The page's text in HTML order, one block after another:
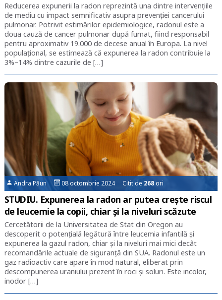
Reducerea expunerii la radon reprezintă una dintre intervențiile
de mediu cu impact semnificativ asupra prevenției cancerului
pulmonar. Potrivit estimărilor epidemiologice, radonul este a
doua cauză de cancer pulmonar după fumat, fiind responsabil
pentru aproximativ 19.000 de decese anual în Europa. La nivel
populațional, se estimează că expunerea la radon contribuie la
3%–14% dintre cazurile de […]
Andra Păun 08 octombrie 2024 Citit de 268ori
STUDIU. Expunerea la radon ar putea crește riscul
de leucemie la copii, chiar și la niveluri scăzute
Cercetătorii de la Universitatea de Stat din Oregon au
descoperit o potențială legătură între leucemia infantilă și
expunerea la gazul radon, chiar și la niveluri mai mici decât
recomandările actuale de siguranță din SUA. Radonul este un
gaz radioactiv care apare în mod natural, eliberat prin
descompunerea uraniului prezent în roci și soluri. Este incolor,
inodor […]